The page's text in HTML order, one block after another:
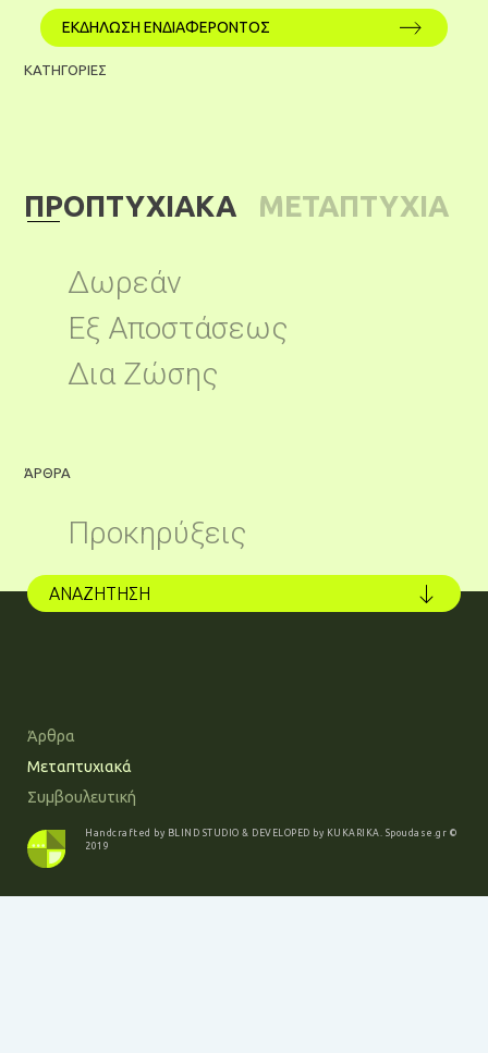
ΕΚΔΗΛΩΣΗ ΕΝΔΙΑΦΕΡΟΝΤΟΣ
ΚΑΤΗΓΟΡΙΕΣ
ΠΡΟΠΤΥΧΙΑΚΑ
ΜΕΤΑΠΤΥΧΙΑ
Δωρεάν
Εξ Αποστάσεως
Δια Ζώσης
ΆΡΘΡΑ
Προκηρύξεις
ΑΝΑΖΗΤΗΣΗ
Άρθρα
Μεταπτυχιακά
Συμβουλευτική
Handcrafted by BLIND STUDIO & DEVELOPED by KUKARIKA. Spoudase.gr ©
2019